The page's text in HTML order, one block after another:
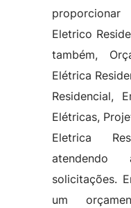
Eletrico
também,
Elétrica
Residencial,
Elétricas,
Eletrica
atendendo
solicitações.
um